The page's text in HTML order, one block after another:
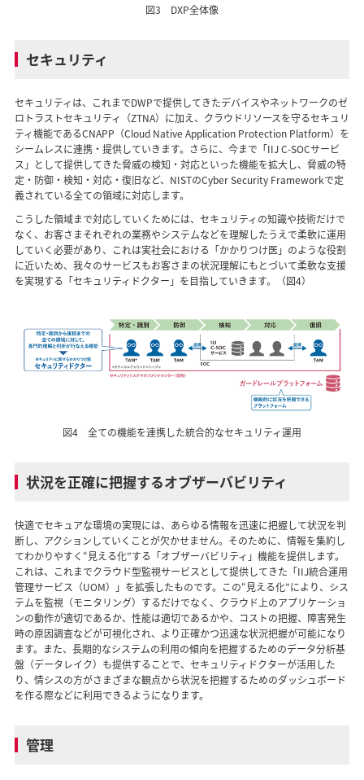
図3 DXP全体像
セキュリティ
セキュリティは、これまでDWPで提供してきたデバイスやネットワークのゼ
ロトラストセキュリティ（ZTNA）に加え、クラウドリソースを守るセキュリ
ティ機能であるCNAPP（Cloud Native Application Protection Platform）を
シームレスに連携・提供していきます。さらに、今まで「IIJ C-SOCサービ
ス」として提供してきた脅威の検知・対応といった機能を拡大し、脅威の特
定・防御・検知・対応・復旧など、NISTのCyber Security Frameworkで定
義されている全ての領域に対応します。
こうした領域まで対応していくためには、セキュリティの知識や技術だけで
なく、お客さまそれぞれの業務やシステムなどを理解したうえで柔軟に運用
していく必要があり、これは実社会における「かかりつけ医」のような役割
に近いため、我々のサービスもお客さまの状況理解にもとづいて柔軟な支援
を実現する「セキュリティドクター」を目指していきます。（図4）
図4 全ての機能を連携した統合的なセキュリティ運用
状況を正確に把握するオブザーバビリティ
快適でセキュアな環境の実現には、あらゆる情報を迅速に把握して状況を判
断し、アクションしていくことが欠かせません。そのために、情報を集約し
てわかりやすく“見える化”する「オブザーバビリティ」機能を提供します。
これは、これまでクラウド型監視サービスとして提供してきた「IIJ統合運用
管理サービス（UOM）」を拡張したものです。この“見える化”により、シス
テムを監視（モニタリング）するだけでなく、クラウド上のアプリケーショ
ンの動作が適切であるか、性能は適切であるかや、コストの把握、障害発生
時の原因調査などが可視化され、より正確かつ迅速な状況把握が可能になり
ます。また、長期的なシステムの利用の傾向を把握するためのデータ分析基
盤（データレイク）も提供することで、セキュリティドクターが活用した
り、情シスの方がさまざまな観点から状況を把握するためのダッシュボード
を作る際などに利用できるようになります。
管理